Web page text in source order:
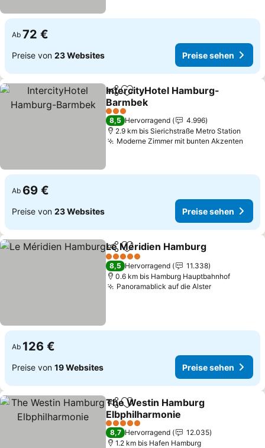
Ab 72 €
Preise von 23 Websites Preise sehen
TeilenZu Favoriten hinzufügen
IntercityHotel Hamburg-
Barmbek
3 Sterne
8,5 Hervorragend
4.996
2.9 km bis Sierichstraße Metro Station
Moderne Zimmer mit bunten Akzenten
Ab 69 €
Preise von 23 Websites Preise sehen
TeilenZu Favoriten hinzufügen
Le Méridien Hamburg
5 Sterne
8,5 Hervorragend
11.338
0.6 km bis Hamburg Hauptbahnhof
Panoramablick auf die Alster
Ab 126 €
Preise von 19 Websites Preise sehen
TeilenZu Favoriten hinzufügen
The Westin Hamburg
Elbphilharmonie
5 Sterne
8,7 Hervorragend
12.035
1.2 km bis Hafen Hamburg